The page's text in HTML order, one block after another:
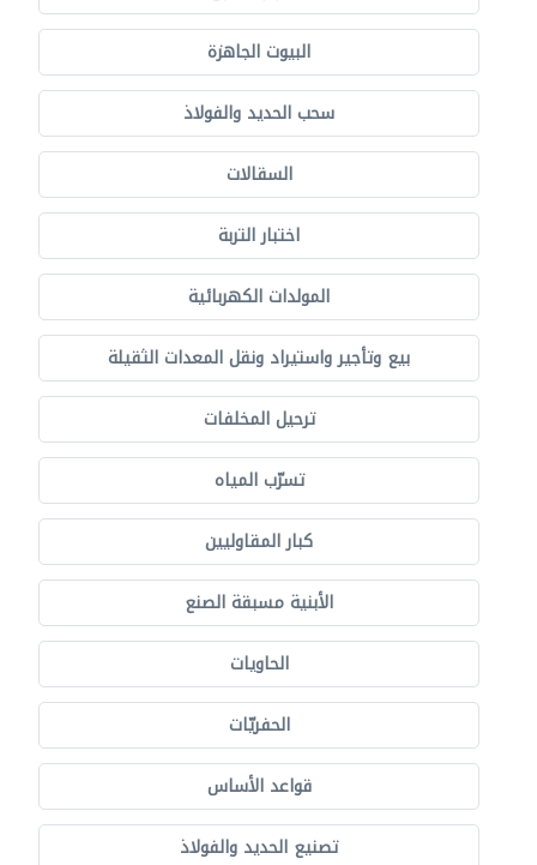
البيوت الجاهزة
سحب الحديد والفولاذ
السقالات
اختبار التربة
المولدات الكهربائية
بيع وتأجير واستيراد ونقل المعدات الثقيلة
ترحيل المخلفات
تسرّب المياه
كبار المقاوليين
الأبنية مسبقة الصنع
الحاويات
الحفريّات
قواعد الأساس
تصنيع الحديد والفولاذ